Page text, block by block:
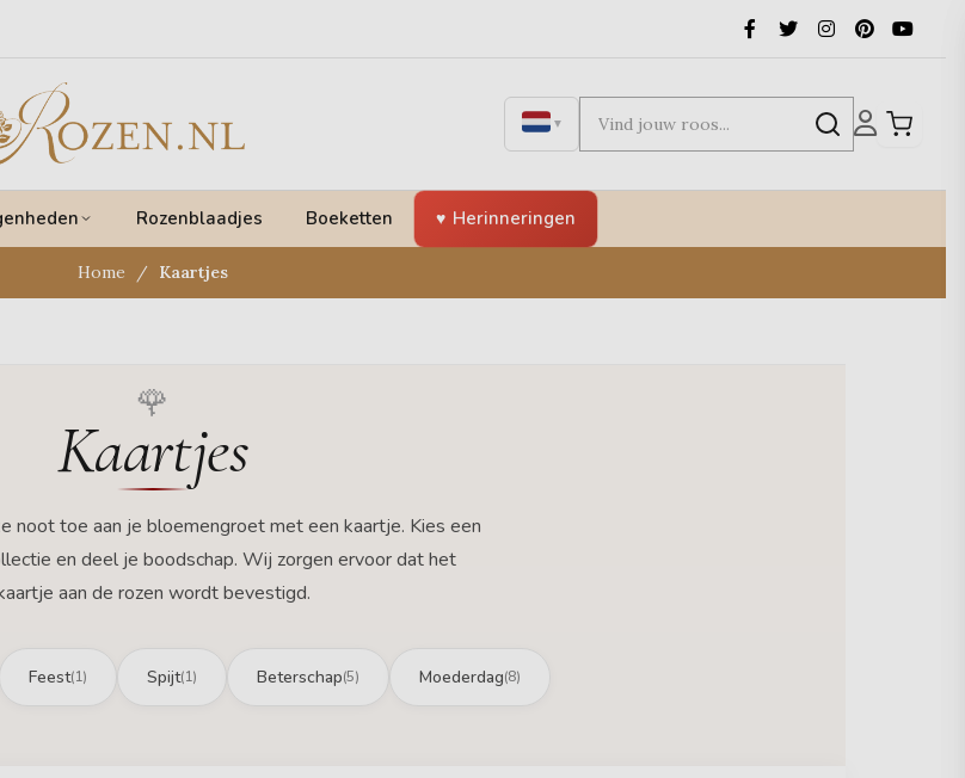
▼
Rozenblaadjes Boeketten Herinneringen
Home Kaartjes
Kaartjes
noot toe aan je bloemengroet met een kaartje. Kies een
en deel je boodschap. Wij zorgen ervoor dat het
aan de rozen wordt bevestigd.
Feest(1) Spijt(1) Beterschap(5) Moederdag(8)